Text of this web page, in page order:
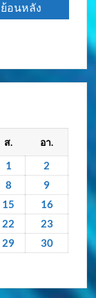
อนหลัง
ส. อา.
1
2
8
9
15
16
22
23
29
30